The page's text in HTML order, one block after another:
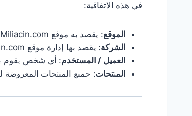
في هذه الاتفاقية:
الموقع: يقصد به موقع Miliacin.com وجميع الصفحات والخدمات التابعة له.
الشركة: يقصد بها إدارة موقع Miliacin.com.
العميل / المستخدم: أي شخص يقوم
المنتجات: جميع المنتجات المعروضة